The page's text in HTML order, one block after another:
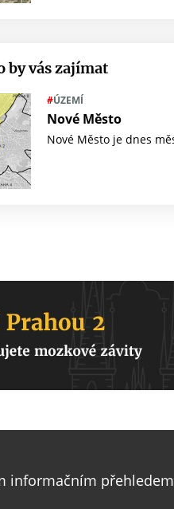
by vás zajímat
#ÚZEMÍ
Nové Město
Nové Město je dnes
informačním přehledem